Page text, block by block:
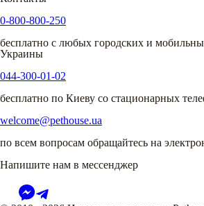
0-800-800-250
бесплатно с любых городских и
Украины
044-300-01-02
бесплатно по Киеву со стационарных
welcome@pethouse.ua
по всем вопросам обращайтесь на
Напишите нам в мессенджер